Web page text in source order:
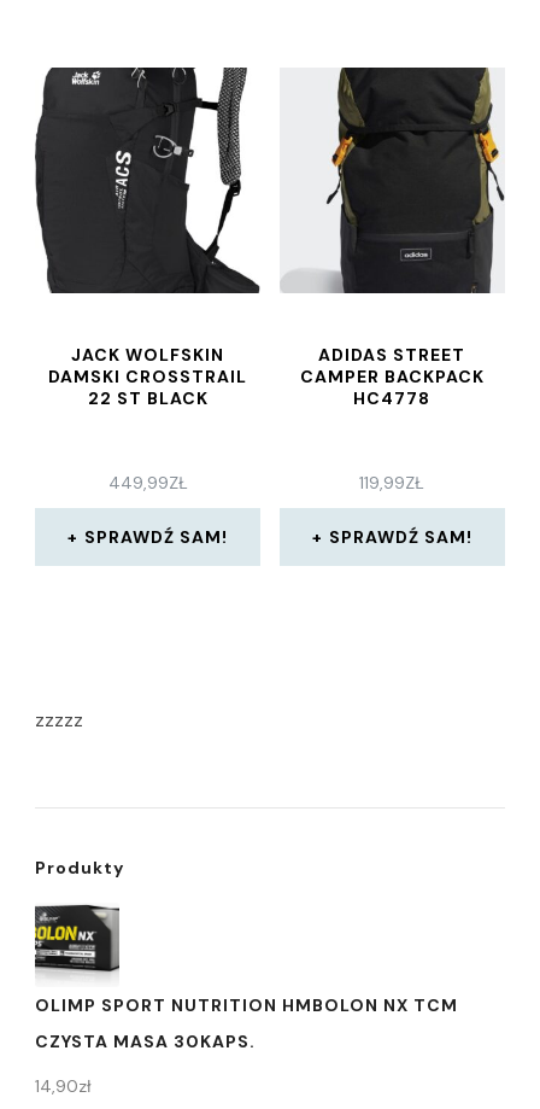
JACK WOLFSKIN
DAMSKI CROSSTRAIL
22 ST BLACK
449,99ZŁ
SPRAWDŹ SAM!
ADIDAS STREET
CAMPER BACKPACK
HC4778
119,99ZŁ
SPRAWDŹ SAM!
zzzzz
Produkty
OLIMP SPORT NUTRITION HMBOLON NX TCM
CZYSTA MASA 30KAPS.
14,90zł